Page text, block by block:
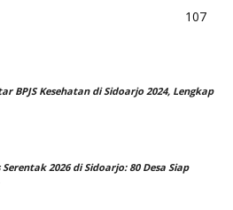
107
BPJS Kesehatan di Sidoarjo 2024, Lengkap
2026 di Sidoarjo: 80 Desa Siap